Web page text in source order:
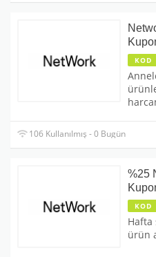
KOD
106 Kullanılmış - 0 Bugün
%25
KOD
Hafta
ürün